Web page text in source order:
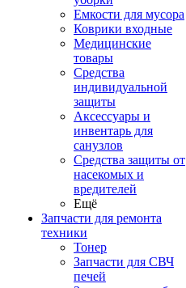
Емкости для мусора
Коврики входные
Медицинские
товары
Средства
индивидуальной
защиты
Аксессуары и
инвентарь для
санузлов
Средства защиты от
насекомых и
вредителей
Ещё
Запчасти для ремонта
техники
Тонер
Запчасти для СВЧ
печей